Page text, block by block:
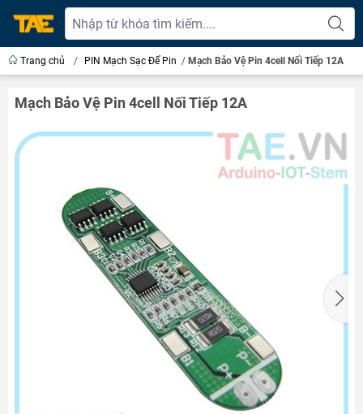
Trang chủ / PIN Mạch Sạc Đế Pin / Mạch Bảo Vệ Pin 4cell Nối Tiếp 12A
Mạch Bảo Vệ Pin 4cell Nối Tiếp 12A